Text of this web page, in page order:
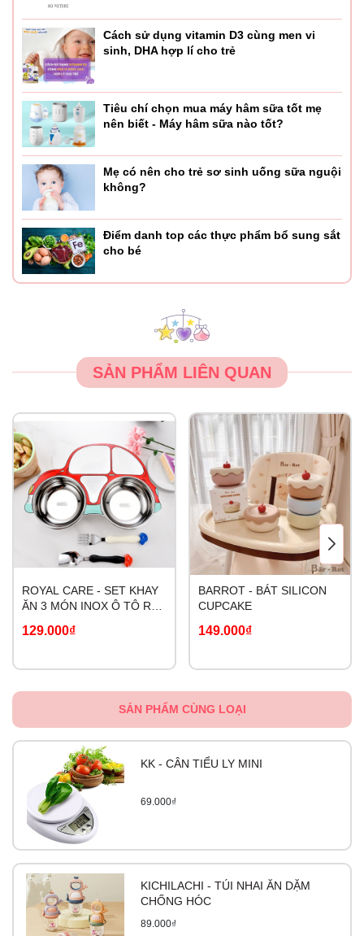
Cách sử dụng vitamin D3 cùng men vi
sinh, DHA hợp lí cho trẻ
Tiêu chí chọn mua máy hâm sữa tốt mẹ
nên biết - Máy hâm sữa nào tốt?
Mẹ có nên cho trẻ sơ sinh uống sữa nguội
không?
Điểm danh top các thực phẩm bổ sung sắt
cho bé
SẢN PHẨM LIÊN QUAN
ROYAL CARE - SET KHAY
ĂN 3 MÓN INOX Ô TÔ RC-
129.000₫
BARROT - BÁT SILICON
CUPCAKE
149.000₫
SẢN PHẨM CÙNG LOẠI
KK - CÂN TIỂU LY MINI
69.000₫
KICHILACHI - TÚI NHAI ĂN DẶM
CHỐNG HÓC
89.000₫